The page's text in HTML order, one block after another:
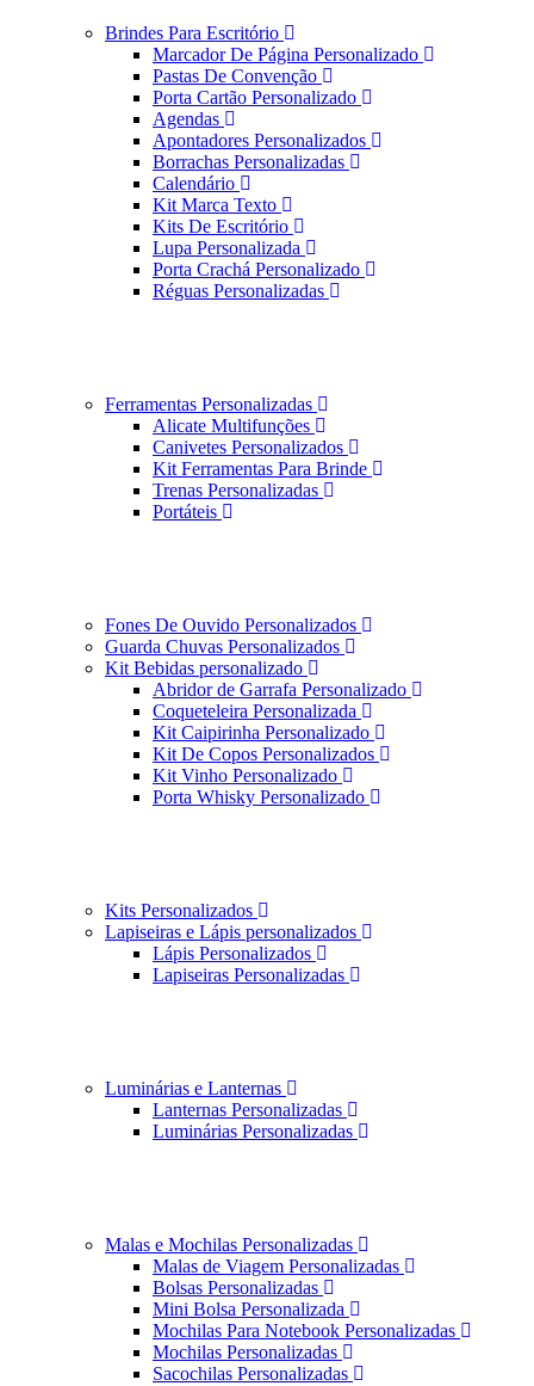
Brindes Para Escritório
Marcador De Página Personalizado
Pastas De Convenção
Porta Cartão Personalizado
Agendas
Apontadores Personalizados
Borrachas Personalizadas
Calendário
Kit Marca Texto
Kits De Escritório
Lupa Personalizada
Porta Crachá Personalizado
Réguas Personalizadas
Ferramentas Personalizadas
Alicate Multifunções
Canivetes Personalizados
Kit Ferramentas Para Brinde
Trenas Personalizadas
Portáteis
Fones De Ouvido Personalizados
Guarda Chuvas Personalizados
Kit Bebidas personalizado
Abridor de Garrafa Personalizado
Coqueteleira Personalizada
Kit Caipirinha Personalizado
Kit De Copos Personalizados
Kit Vinho Personalizado
Porta Whisky Personalizado
Kits Personalizados
Lapiseiras e Lápis personalizados
Lápis Personalizados
Lapiseiras Personalizadas
Luminárias e Lanternas
Lanternas Personalizadas
Luminárias Personalizadas
Malas e Mochilas Personalizadas
Malas de Viagem Personalizadas
Bolsas Personalizadas
Mini Bolsa Personalizada
Mochilas Para Notebook Personalizadas
Mochilas Personalizadas
Sacochilas Personalizadas